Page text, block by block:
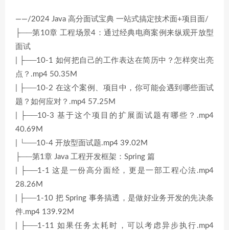
——/2024 Java 高分面试宝典 一站式搞定技术面+项目面/
├──第10章 工程场景4：通过经典电商案例来纵观开放型
面试
| ├──10-1 如何把自己的工作表达在简历中？怎样突出亮
点？.mp4 50.35M
| ├──10-2 在这个案例、项目中，你可能会遇到哪些面试
题？如何应对？.mp4 57.25M
| ├──10-3 基于这个项目的扩展面试题有哪些？.mp4
40.69M
| └──10-4 开放型面试题.mp4 39.02M
├──第1章 Java 工程开发框架：Spring 篇
| ├──1-1 这是一份高分面经，更是一部工程心法.mp4
28.26M
| ├──1-10 把 Spring 事务搞透，是做好业务开发的先决条
件.mp4 139.92M
| ├──1-11 如果任务太耗时，可以考虑异步执行.mp4